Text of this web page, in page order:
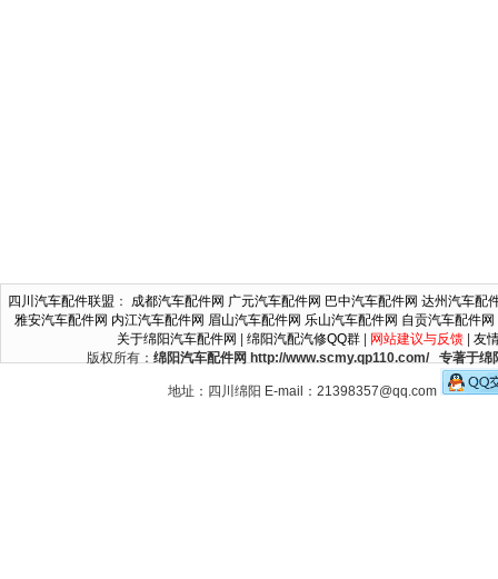
四川汽车配件联盟 ： 成都汽车配件网 广元汽车配件网 巴中汽车配件网 达州汽车配
雅安汽车配件网 内江汽车配件网 眉山汽车配件网 乐山汽车配件网 自贡汽车配件网
关于绵阳汽车配件网
绵阳汽配汽修QQ群| 网站建议与反馈| 友
版权所有： 绵阳汽车配件网 http://www.scmy.qp110.com/ 专著于绵
地址：四川绵阳 E-mail：21398357@qq.com